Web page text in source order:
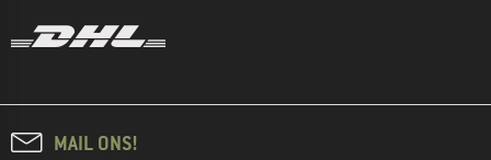
MAIL ONS!